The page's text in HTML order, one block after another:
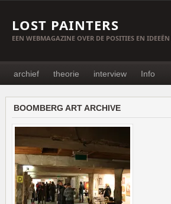
LOST PAINTERS
EEN WEBMAGAZINE OVER DE POSITIES EN
archief theorie interview Info
BOOMBERG ART ARCHIVE